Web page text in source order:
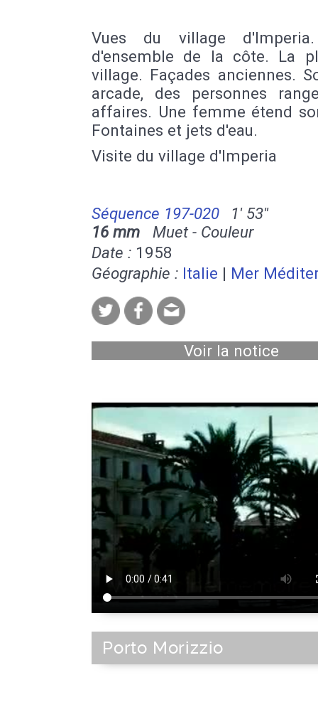
Vues du village
d'ensemble de la côte. La
village. Façades anciennes.
arcade, des personnes
affaires. Une femme étend
Fontaines et jets d'eau.
Visite du village d'Imperia
Séquence 197-020
1' 53''
16 mm Muet - Couleur
Date : 1958
Géographie : Italie | Mer
Voir la notice
Porto Morizzio